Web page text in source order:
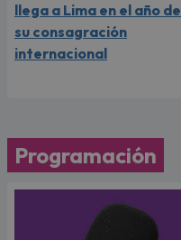
llega a Lima en el año de
su consagración
internacional
Programación